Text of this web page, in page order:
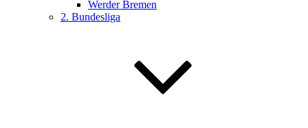
Werder Bremen
2. Bundesliga